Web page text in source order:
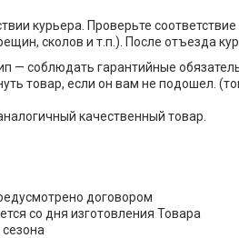
курьера. Проверьте
сколов и т.п.). После отъезда
— соблюдать гарантийные
товар, если он вам не подошел.
качественный товар.
договором
со дня изготовления Товара